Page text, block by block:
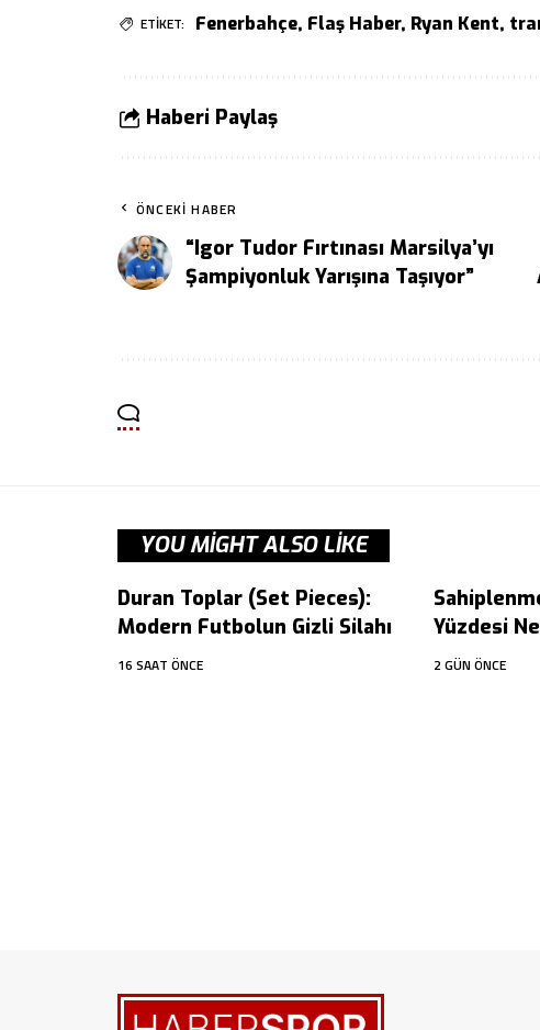
ETİKET: Fenerbahçe, Flaş Haber, Ryan Kent,
Haberi Paylaş
ÖNCEKI HABER
“Igor Tudor Fırtınası Marsilya’yı
Şampiyonluk Yarışına Taşıyor”
YOU MIGHT ALSO LIKE
Duran Toplar (Set Pieces):
Modern Futbolun Gizli Silahı
16 SAAT ÖNCE
Yüzdesi
2 GÜN ÖNCE